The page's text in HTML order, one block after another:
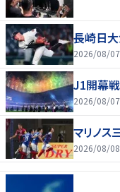
長崎日
2026/08/
J1開幕
2026/08/
マリノ
2026/08/